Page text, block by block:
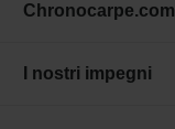
Chronocarpe.com
I nostri impegni